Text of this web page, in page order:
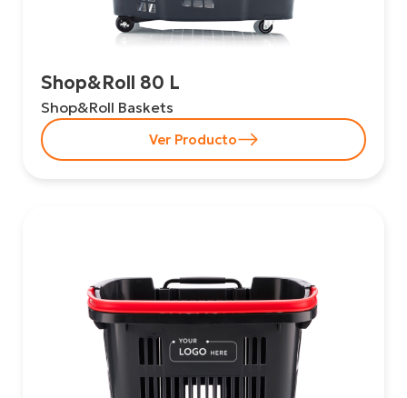
Shop&Roll 80 L
Shop&Roll Baskets
Ver Producto